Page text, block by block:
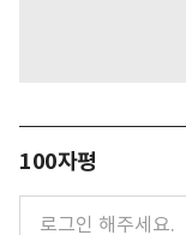
100자평